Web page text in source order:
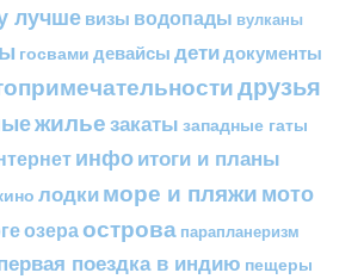
лучшевизы водопады вулканы
госвами девайсы детидокументы
друзья
жильезакаты западные гаты
инфоитоги и планы
лодкиморе и пляжимото
озераострова парапланеризм
поездка в индию пещеры